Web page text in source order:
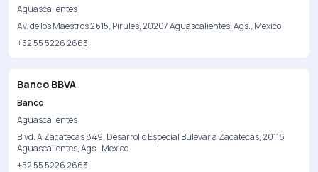
Aguascalientes
Av. de los Maestros 2615, Pirules, 20207 Aguascalientes, Ags., Mexico
+52 55 5226 2663
Banco BBVA
Banco
Aguascalientes
Blvd. A Zacatecas 849, Desarrollo Especial Bulevar a Zacatecas, 20116
Aguascalientes, Ags., Mexico
+52 55 5226 2663